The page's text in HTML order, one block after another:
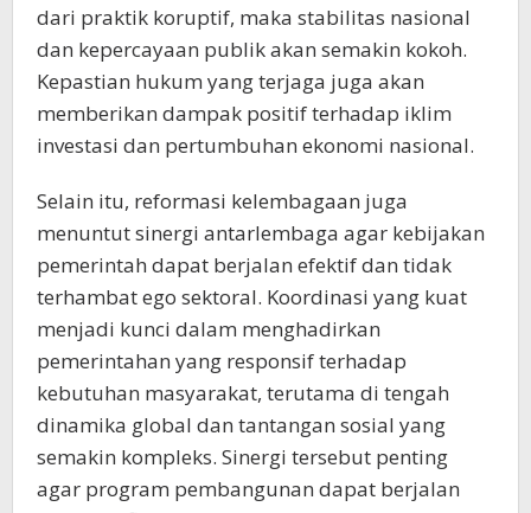
dari praktik koruptif, maka stabilitas nasional
dan kepercayaan publik akan semakin kokoh.
Kepastian hukum yang terjaga juga akan
memberikan dampak positif terhadap iklim
investasi dan pertumbuhan ekonomi nasional.
Selain itu, reformasi kelembagaan juga
menuntut sinergi antarlembaga agar kebijakan
pemerintah dapat berjalan efektif dan tidak
terhambat ego sektoral. Koordinasi yang kuat
menjadi kunci dalam menghadirkan
pemerintahan yang responsif terhadap
kebutuhan masyarakat, terutama di tengah
dinamika global dan tantangan sosial yang
semakin kompleks. Sinergi tersebut penting
agar program pembangunan dapat berjalan